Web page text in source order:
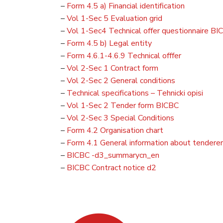
– Form 4.5 a) Financial identification
–Vol 1-Sec 5 Evaluation grid
–Vol 1-Sec4 Technical offer questionnaire
– Form 4.5 b) Legal entity
– Form 4.6.1-4.6.9 Technical offfer
–Vol 2-Sec 1 Contract form
–Vol 2-Sec 2 General conditions
– Technical specifications – Tehnicki opisi
–Vol 1-Sec 2 Tender form BICBC
–Vol 2-Sec 3 Special Conditions
– Form 4.2 Organisation chart
– Form 4.1 General information about tenderer
– BICBC -d3_summarycn_en
– BICBC Contract notice d2